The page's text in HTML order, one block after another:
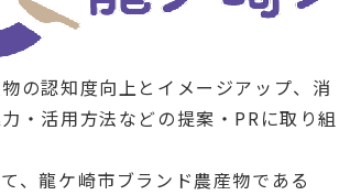
の認知度向上とイメージアップ、消
・活用方法などの提案・PRに取り組
、龍ケ崎市ブランド農産物である